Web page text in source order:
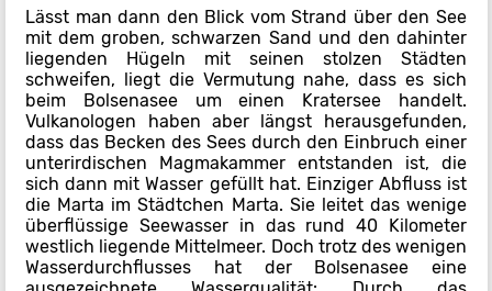
Lässt man dann den Blick vom Strand über den See
mit dem groben, schwarzen Sand und den dahinter
liegenden Hügeln mit seinen stolzen Städten
schweifen, liegt die Vermutung nahe, dass es sich
beim Bolsenasee um einen Kratersee handelt.
Vulkanologen haben aber längst herausgefunden,
dass das Becken des Sees durch den Einbruch einer
unterirdischen Magmakammer entstanden ist, die
sich dann mit Wasser gefüllt hat. Einziger Abfluss ist
die Marta im Städtchen Marta. Sie leitet das wenige
überflüssige Seewasser in das rund 40 Kilometer
westlich liegende Mittelmeer. Doch trotz des wenigen
Wasserdurchflusses hat der Bolsenasee eine